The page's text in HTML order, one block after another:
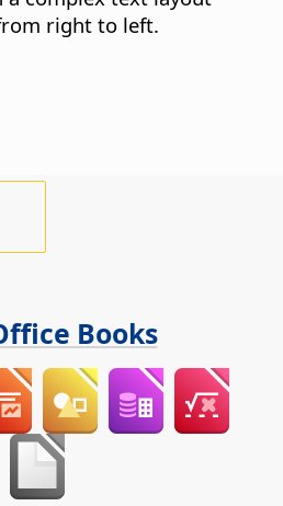
right to left.
Books